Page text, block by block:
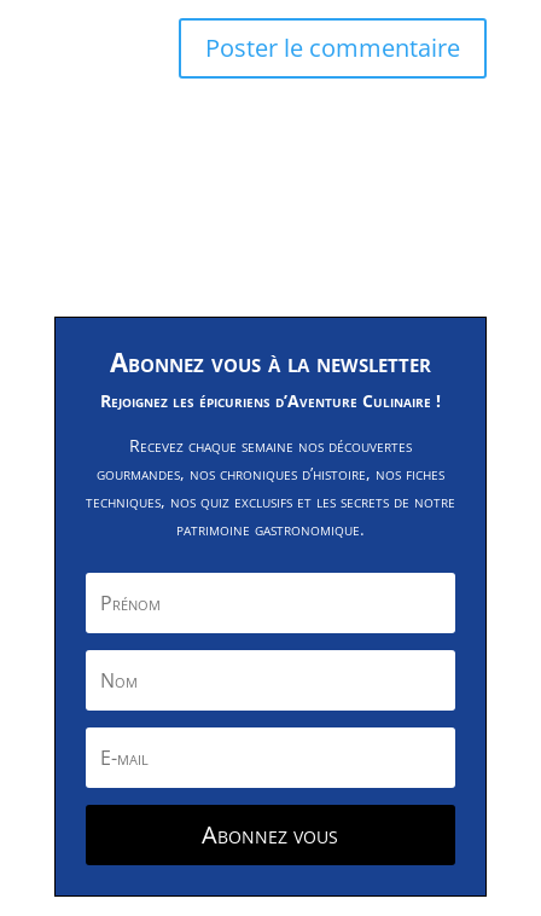
Abonnez vous à la newsletter
Rejoignez les épicuriens d’Aventure Culinaire !
Recevez chaque semaine nos découvertes
gourmandes, nos chroniques d’histoire, nos fiches
techniques, nos quiz exclusifs et les secrets de notre
patrimoine gastronomique.
Abonnez vous